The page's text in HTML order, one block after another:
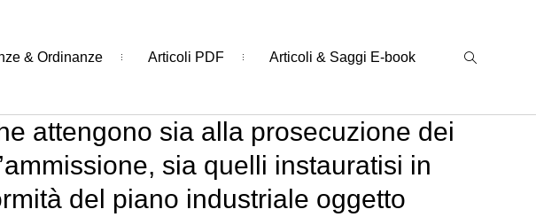
& Ordinanze Articoli PDF Articoli & Saggi E-book
attengono sia alla prosecuzione dei
sia quelli instauratisi in
del piano industriale oggetto